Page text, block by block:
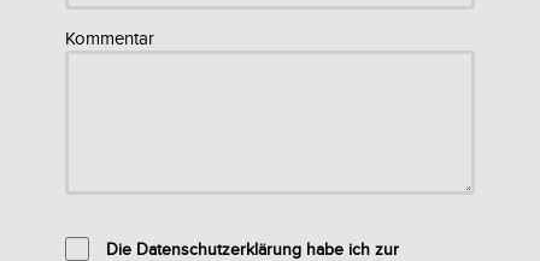
Kommentar
Die Datenschutzerklärung habe ich zur